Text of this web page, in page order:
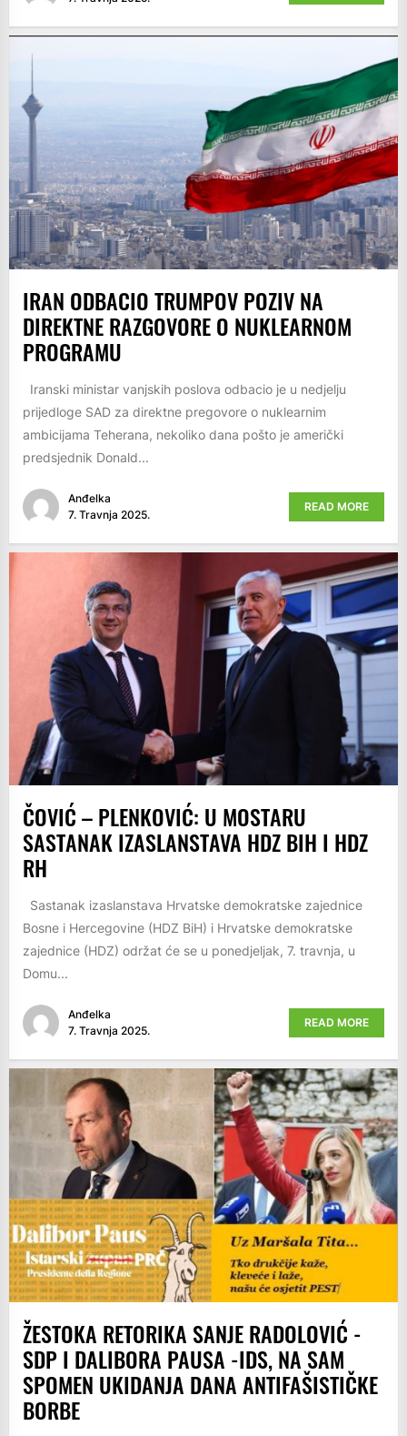
IRAN ODBACIO TRUMPOV POZIV NA
DIREKTNE RAZGOVORE O NUKLEARNOM
PROGRAMU
Iranski ministar vanjskih poslova odbacio je u nedjelju
prijedloge SAD za direktne pregovore o nuklearnim
ambicijama Teherana, nekoliko dana pošto je američki
predsjednik Donald...
Anđelka
7. Travnja 2025.
READ MORE
ČOVIĆ – PLENKOVIĆ: U MOSTARU
SASTANAK IZASLANSTAVA HDZ BIH I HDZ
RH
Sastanak izaslanstava Hrvatske demokratske zajednice
Bosne i Hercegovine (HDZ BiH) i Hrvatske demokratske
zajednice (HDZ) održat će se u ponedjeljak, 7. travnja, u
Domu...
Anđelka
7. Travnja 2025.
READ MORE
ŽESTOKA RETORIKA SANJE RADOLOVIĆ -
SDP I DALIBORA PAUSA -IDS, NA SAM
SPOMEN UKIDANJA DANA ANTIFAŠISTIČKE
BORBE